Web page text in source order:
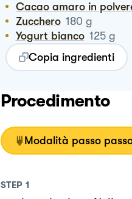
Cacao amaro in
Zucchero 180 g
Yogurt bianco 125 g
Copia ingredienti
Procedimento
Modalità passo
STEP 1